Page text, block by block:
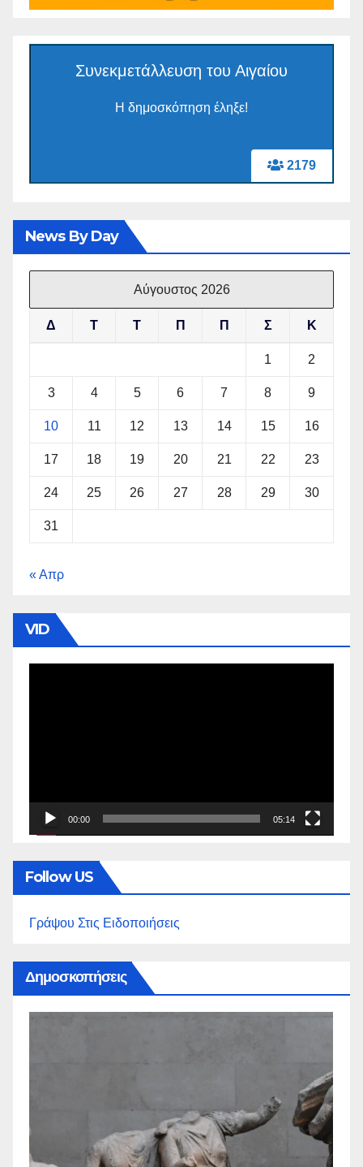
2179
Συνεκμετάλλευση του Αιγαίου
Η δημοσκόπηση έληξε!
News By Day
Αύγουστος 2026
Δ Τ Τ Π Π Σ Κ
1 2
3 4 5 6 7 8 9
10 11 12 13 14 15 16
17 18 19 20 21 22 23
24 25 26 27 28 29 30
31
« Απρ
VID
00:00 05:14
Follow US
Γράψου Στις Ειδοποιήσεις
Δημοσκοπήσεις